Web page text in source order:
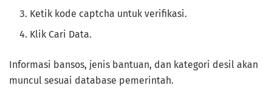
Ketik kode captcha untuk verifikasi.
Klik Cari Data.
Informasi bansos, jenis bantuan, dan kategori desil akan
muncul sesuai database pemerintah.